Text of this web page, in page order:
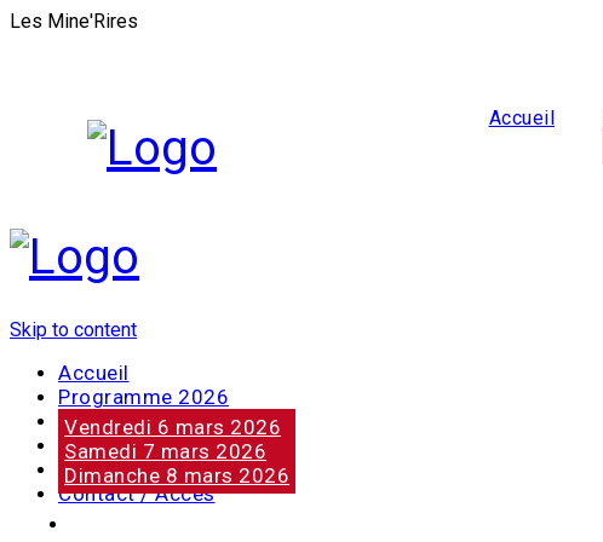
Les Mine'Rires
Accueil
Skip to content
Accueil
Programme 2026
Vendredi 6 mars 2026
Samedi 7 mars 2026
Dimanche 8 mars 2026
Notre marraine
Nos partenaires
Photos
Contact / Accès